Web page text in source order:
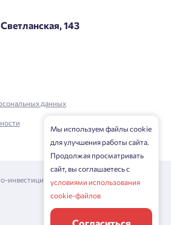
143
данных
инвестиционная корпорация
Мы используем файлы cookie
для улучшения работы сайта.
Продолжая просматривать
сайт, вы соглашаетесь с
условиями использования
cookie-файлов